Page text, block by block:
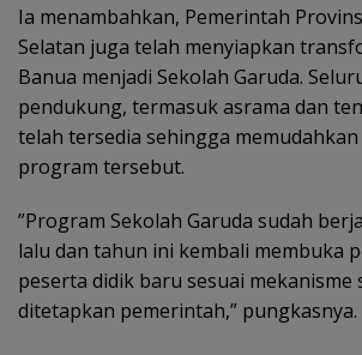
‎Ia menambahkan, Pemerintah
Selatan juga telah menyiapkan
Banua menjadi Sekolah Garuda.
pendukung, termasuk asrama dan
telah tersedia sehingga
program tersebut.
‎”Program Sekolah Garuda sudah
lalu dan tahun ini kembali membuka
peserta didik baru sesuai mekanisme
ditetapkan pemerintah,” pungkasnya.